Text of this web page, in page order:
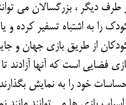
طرف دیگر ، بزرگسالان می
را به اشتباه تسفیر کرده و
از طریق بازی جهان و
فضایی است که آنها آزادند
خود را به نمایش